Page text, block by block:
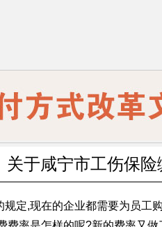
关于咸宁市工伤保
规定,现在的企业都需要为员工